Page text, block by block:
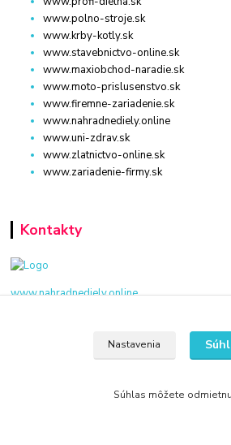
www.polno-stroje.sk
www.krby-kotly.sk
www.stavebnictvo-online.sk
www.maxiobchod-naradie.sk
www.moto-prislusenstvo.sk
www.firemne-zariadenie.sk
www.nahradnediely.online
www.uni-zdrav.sk
www.zlatnictvo-online.sk
www.zariadenie-firmy.sk
Kontakty
www.nahradnediely.online
Nastavenia
Súhlas môžete